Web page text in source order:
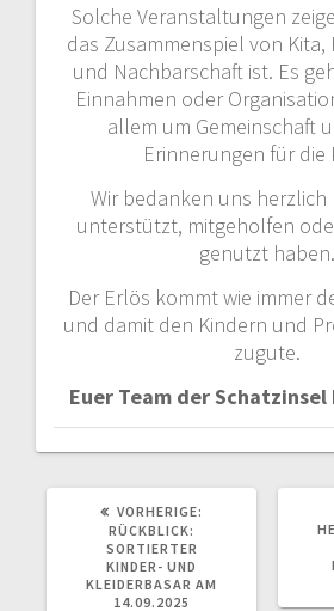
Solche Veranstaltungen
das Zusammenspiel von Kita,
und Nachbarschaft ist. Es
Einnahmen oder
allem um Gemeinschaft
Erinnerungen für die
Wir bedanken uns herzlich
unterstützt, mitgeholfen
genutzt haben.
Der Erlös kommt wie immer
und damit den Kindern und
zugute.
Euer Team der
VORHERIGE:
RÜCKBLICK:
SORTIERTER
KINDER- UND
KLEIDERBASAR AM
14.09.2025